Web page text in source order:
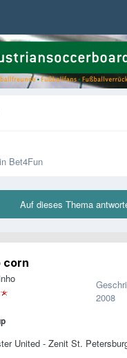
in Bet4Fun
Auf dieses Thema
corn
2008
United - Zenit St.